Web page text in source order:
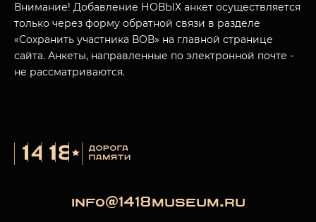
Внимание! Добавление НОВЫХ анкет осуществляется
только через форму обратной связи в разделе
«Сохранить участника ВОВ» на главной странице
сайта. Анкеты, направленные по электронной почте -
не рассматриваются.
info@1418museum.ru